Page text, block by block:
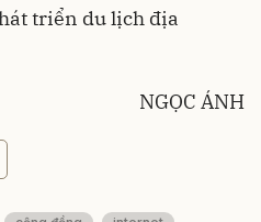
triển du lịch địa
NGỌC ÁNH